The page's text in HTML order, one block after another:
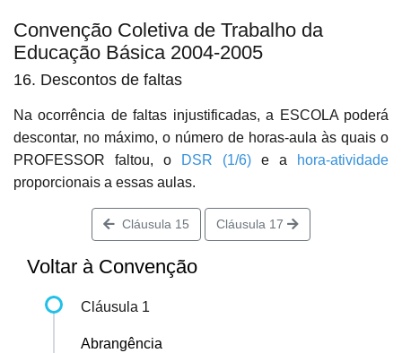
Convenção Coletiva de Trabalho da
Educação Básica 2004-2005
16. Descontos de faltas
Na ocorrência de faltas injustificadas, a ESCOLA poderá
descontar, no máximo, o número de horas-aula às quais o
PROFESSOR faltou, o
DSR (1/6) e a
hora-atividade
proporcionais a essas aulas.
Cláusula 15 Cláusula 17
Voltar à Convenção
Cláusula 1
Abrangência